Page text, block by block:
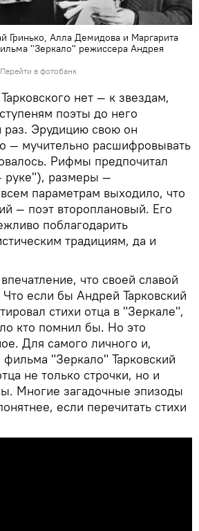
Гринько, Алла Демидова и Маргарита
"Зеркало" режиссера Андрея
Перейти в фотобанк
нет — к звездам,
поэты до него
раз. Эрудицию свою он
— мучительно расшифровывать
Рифмы предпочитал
руке"), размеры —
параметрам выходило, что
— поэт второплановый. Его
поблагодарить
традициям, да и
что своей славой
если бы Андрей Тарковский
стихи отца в "Зеркале",
кто помнил бы. Но это
Для самого личного и,
"Зеркало" Тарковский
не только строчки, но и
Многие загадочные эпизоды
если перечитать стихи